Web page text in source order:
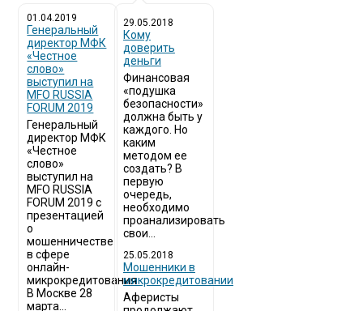
01.04.2019
Генеральный
директор МФК
«Честное
слово»
выступил на
MFO RUSSIA
FORUM 2019
Генеральный
директор МФК
«Честное
слово»
выступил на
MFO RUSSIA
FORUM 2019 с
презентацией
о
мошенничестве
в сфере
онлайн-
микрокредитования
В Москве 28
марта...
29.05.2018
Кому
доверить
деньги
Финансовая
«подушка
безопасности»
должна быть у
каждого. Но
каким
методом ее
создать? В
первую
очередь,
необходимо
проанализировать
свои...
25.05.2018
Мошенники в
микрокредитовании
Аферисты